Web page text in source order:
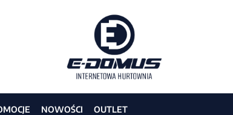
NOWOŚCI OUTLET